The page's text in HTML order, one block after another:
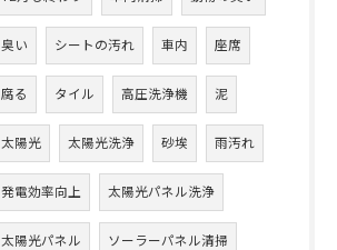
臭い シートの汚れ 車内 座席
腐る タイル 高圧洗浄機 泥
太陽光 太陽光洗浄 砂埃 雨汚れ
発電効率向上 太陽光パネル洗浄
太陽光パネル ソーラーパネル清掃